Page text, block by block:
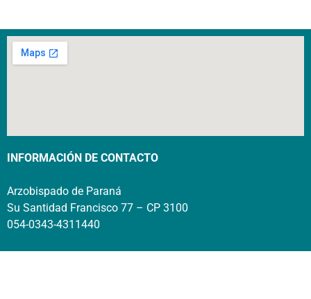
INFORMACIÓN DE CONTACTO
Arzobispado de Paraná
Su Santidad Francisco 77 – CP 3100
054-0343-4311440